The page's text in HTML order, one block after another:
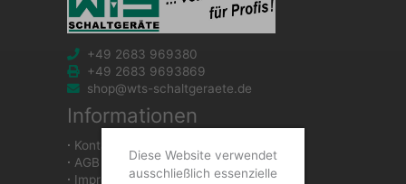
+49 2683 969380
+49 2683 9693869
shop@wts-schaltgeraete.de
Informationen
∙ Kontakt
∙ AGB
∙ Impressum
Diese Website verwendet
ausschließlich essenzielle